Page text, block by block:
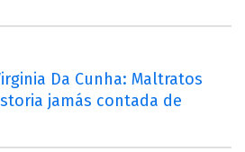
Da Cunha: Maltratos
jamás contada de